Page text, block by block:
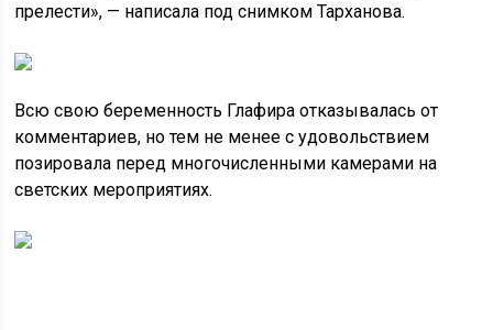
прелести», — написала под снимком Тарханова.
Всю свою беременность Глафира отказывалась от
комментариев, но тем не менее с удовольствием
позировала перед многочисленными камерами на
светских мероприятиях.